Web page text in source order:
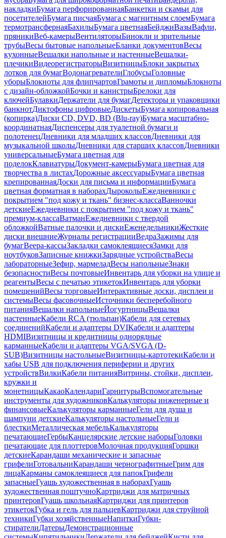
накладкиБумага перфорированнаяБанкетки и скамьи для
посетителейБумага писчаяБумага с магнитным слоемБумага
термотрансфернаяБахилыБумага цветнаяБейджиВазыВафли,
пряникиВеб-камерыВентиляторыБинокли и зрительные
трубыВесы бытовые напольныеБланки документовВесы
кухонныеВешалки напольные и настенныеВешалки-
плечикиВидеорегистраторыВизитницыБлоки закрытых
лотков для бумагВодонагревателиГлобусыГоловные
уборыБлокноты для флипчартовГрамоты и дипломыБлокноты
с дизайн-обложкойБочки и канистрыБрелоки для
ключейБулавкиДержатели для бумагДетекторы и упаковщики
банкнотДиктофоны цифровыеДискетыБумага копировальная
(копирка)Диски CD, DVD, BD (Blu-ray)Бумага масштабно-
координатнаяДиспенсеры для туалетной бумаги и
полотенецДневники для младших классовДневники для
музыкальной школыДневники для старших классовДневники
универсальныеБумага цветная для
поделокКлавиатурыДокумент-камерыБумага цветная для
творчества в листахДорожные аксессуарыБумага цветная
крепированнаяДоски для письма и информацииБумага
цветная форматная в наборахДыроколыЕжедневники с
покрытием "под кожу и ткань" бизнес-классаВанночки
детскиеЕжедневники с покрытием "под кожу и ткань"
премиум-классаВатманЕжедневники с твердой
обложкойВатные палочки и дискиЕженедельникиЖесткие
диски внешниеЖурналы регистрацииВедраЗажимы для
бумагВеера-кассыЗакладки самоклеящиесяЗамки для
ноутбуковЗаписные книжкиЗарядные устройстваВесы
лабораторныеЗефир, мармеладВесы напольныеЗнаки
безопасностиВесы почтовыеИнвентарь для уборки на улице и
реагентыВесы с печатью этикетокИнвентарь для уборки
помещенийВесы торговыеИнтерактивные доски, дисплеи и
системыВесы фасовочныеИсточники бесперебойного
питанияВешалки напольныеЙогуртницыВешалки
настенныеКабели RCA (тюльпан)Кабели для сетевых
соединенийКабели и адаптеры DVIКабели и адаптеры
HDMIВизитницы и кредитницы однорядные
карманныеКабели и адаптеры VGA/SVGA (D-
SUB)Визитницы настольныеВизитницы-картотекиКабели и
хабы USB для подключения периферии и других
устройствВилкиКабели питанияВитрины, стойки, дисплеи,
кружки и
монетницыКакаоКалендариГарнитурыВспомогательные
инструменты для художниковКалькуляторы инженерные и
финансовыеКалькуляторы карманныеГели для душа и
шампуни детскиеКалькуляторы настольныеГели и
блесткиМеталлическая мебельКалькуляторы
печатающиеГербыКанцелярские детские наборыГоловки
печатающие для плоттеровМолочная продукцияГоршки
детскиеКарандаши механические и запасные
грифелиГотовальниКарандаши чернографитныеГрим для
лицаКарманы самоклеящиеся для папокГрифели
запасныеГуашь художественная в наборахГуашь
художественная поштучноКартриджи для матричных
принтеровГуашь школьнаяКартриджи для принтеров
этикетокГубка и гель для пальцевКартриджи для струйной
техникиГубки хозяйственныеНапиткиГубки-
стирателиДатерыДемонстрационные